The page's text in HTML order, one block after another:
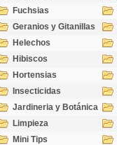
Fuchsias
Geranios y Gitanillas
Helechos
Hibiscos
Hortensias
Insecticidas
Jardineria y Botánica
Limpieza
Mini Tips